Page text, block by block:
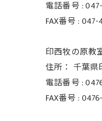
電話番号 :
FAX番号 : 047-
印西牧の原教
住所： 千葉県
電話番号 :
FAX番号 :